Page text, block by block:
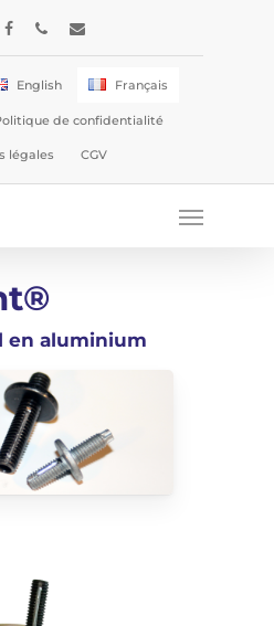
facebookphoneemail
English Français
de confidentialité
légales CGV
Menu
en aluminium